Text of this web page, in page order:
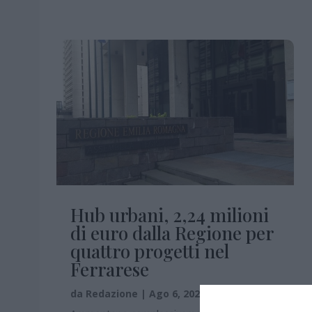
Hub urbani, 2,24 milioni
di euro dalla Regione per
quattro progetti nel
Ferrarese
da Redazione | Ago 6, 2026